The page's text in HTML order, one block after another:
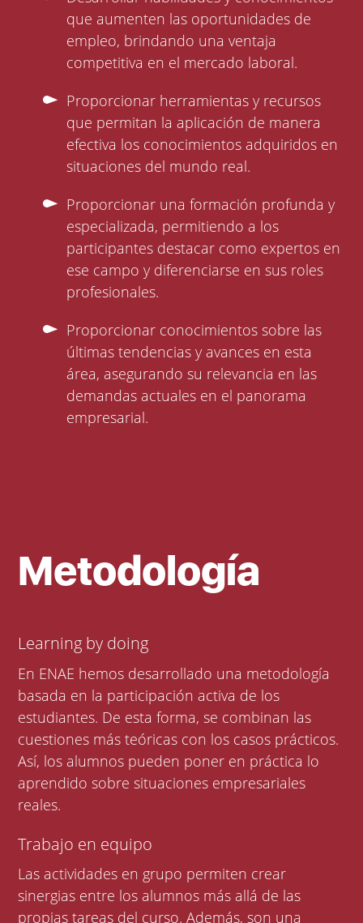
que aumenten las oportunidades de
empleo, brindando una ventaja
competitiva en el mercado laboral.
Proporcionar herramientas y recursos
que permitan la aplicación de manera
efectiva los conocimientos adquiridos en
situaciones del mundo real.
Proporcionar una formación profunda y
especializada, permitiendo a los
participantes destacar como expertos en
ese campo y diferenciarse en sus roles
profesionales.
Proporcionar conocimientos sobre las
últimas tendencias y avances en esta
área, asegurando su relevancia en las
demandas actuales en el panorama
empresarial.
Metodología
Learning by doing
En ENAE hemos desarrollado una metodología
basada en la participación activa de los
estudiantes. De esta forma, se combinan las
cuestiones más teóricas con los casos prácticos.
Así, los alumnos pueden poner en práctica lo
aprendido sobre situaciones empresariales
reales.
Trabajo en equipo
Las actividades en grupo permiten crear
sinergias entre los alumnos más allá de las
propias tareas del curso. Además, son una